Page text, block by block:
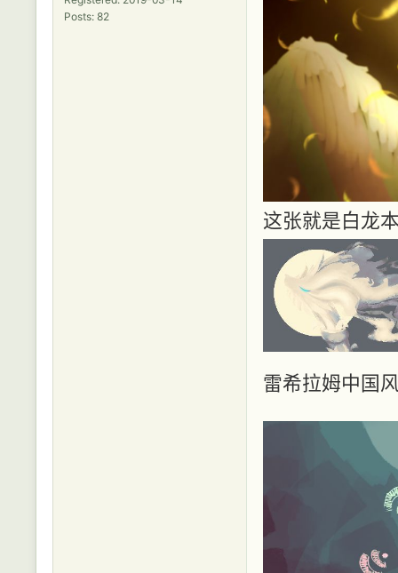
Posts: 82
这张就是白龙
雷希拉姆中国